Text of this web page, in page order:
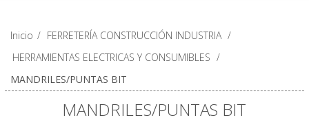
Inicio / FERRETERÍA CONSTRUCCIÓN INDUSTRIA /
HERRAMIENTAS ELECTRICAS Y CONSUMIBLES /
MANDRILES/PUNTAS BIT
MANDRILES/PUNTAS BIT